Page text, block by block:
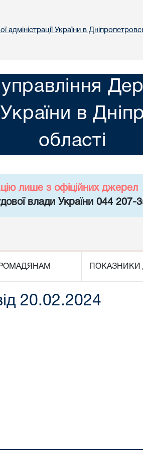
адміністрації України в
України в
областi
лише з офіційних джерел
влади України 044 207-
ПОКАЗНИКИ
20.02.2024